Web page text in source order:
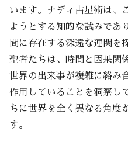
います。ナディ占星術は、
ようとする知的な試みであ
間に存在する深遠な連関を
聖者たちは、時間と因果関
世界の出来事が複雑に絡み
作用していることを洞察し
ちに世界を全く異なる角度
す。